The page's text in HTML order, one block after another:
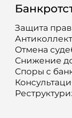
Защита
Отмена
Снижение
Споры с